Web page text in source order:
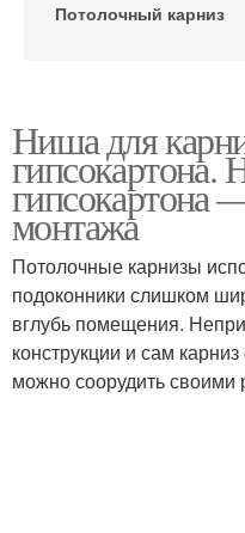
Потолочный карниз
Ниша с гипсокартона
Ниша для
гипсокартона
монтажа
Потолочные карнизы
подоконники слишком
вглубь помещения.
конструкции и сам
можно соорудить своими